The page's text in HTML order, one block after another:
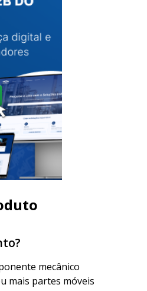
mecânico
mais partes móveis